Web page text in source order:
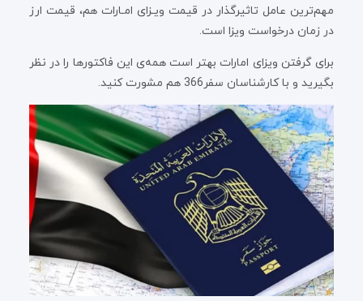
مهم‌ترین عامل تاثیرگذار در قیمت ویـزای امـارات هم، قیمت ارز
در زمان درخواست ویزا است.
برای گرفتن ویزای امارات بهتر است همه‌ی این فاکتورها را در نظر
بگیرید و با کارشناسان سفر366 هم مشورت کنید.